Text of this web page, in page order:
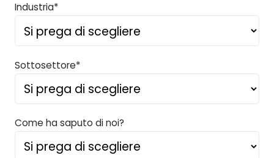
Industria*
Sottosettore*
Come ha saputo di noi?